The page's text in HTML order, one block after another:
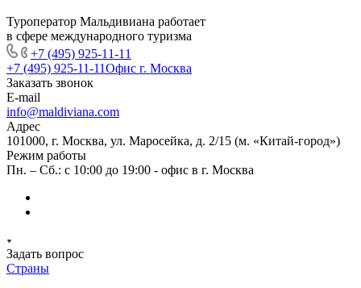
Туроператор Мальдивиана работает
в сфере международного туризма
+7 (495) 925-11-11
+7 (495) 925-11-11Офис г. Москва
Заказать звонок
E-mail
info@maldiviana.com
Адрес
101000, г. Москва, ул. Маросейка, д. 2/15 (м. «Китай-город»)
Режим работы
Пн. – Сб.: с 10:00 до 19:00 - офис в г. Москва
Задать вопрос
Страны